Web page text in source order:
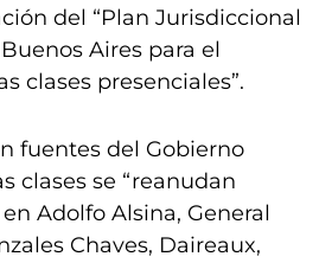
del “Plan Jurisdiccional
Aires para el
clases presenciales”.
fuentes del Gobierno
clases se “reanudan
Adolfo Alsina, General
Chaves, Daireaux,